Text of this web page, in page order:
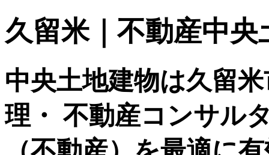
久留米｜不動産中
中央土地建物は久留
理・ 不動産コンサル